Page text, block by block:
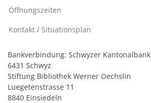
Öffnungszeiten
Kontakt / Situationsplan
Bankverbindung: Schwyzer Kantonalbank
6431 Schwyz
Stiftung Bibliothek Werner Oechslin
Luegetenstrasse 11
8840 Einsiedeln